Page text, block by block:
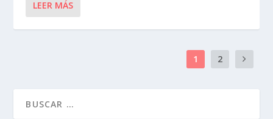
LEER MÁS
1 2